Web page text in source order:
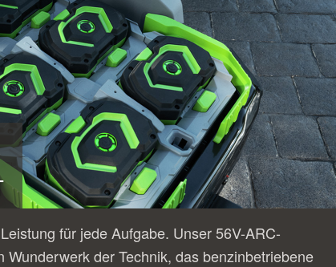
für jede Aufgabe. Unser 56V-ARC-
der Technik, das benzinbetriebene